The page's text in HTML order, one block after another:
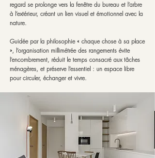
regard se prolonge vers la fenêtre du bureau et l’arbre
à l’extérieur, créant un lien visuel et émotionnel avec la
nature.
Guidée par la philosophie « chaque chose à sa place
», l’organisation millimétrée des rangements évite
l’encombrement, réduit le temps consacré aux tâches
ménagères, et préserve l’essentiel : un espace libre
pour circuler, échanger et vivre.